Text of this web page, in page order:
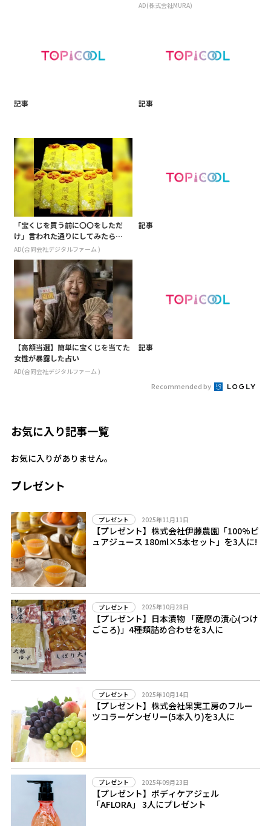
AD(株式会社MURA)
記事 記事
「宝くじを買う前に〇〇をしただ
け」言われた通りにしてみたら…
AD(合同会社デジタルファーム )
記事
【高額当選】簡単に宝くじを当てた
女性が暴露した占い
AD(合同会社デジタルファーム )
記事
Recommended by
お気に入り記事一覧
お気に入りがありません。
プレゼント
プレゼント 2025年11月11日
【プレゼント】株式会社伊藤農園「100%ピ
ュアジュース 180ml×5本セット」を3人に!
プレゼント 2025年10月28日
【プレゼント】日本漬物 「薩摩の漬心(つけ
ごころ)」4種類詰め合わせを3人に
プレゼント 2025年10月14日
【プレゼント】株式会社果実工房のフルー
ツコラーゲンゼリー(5本入り)を3人に
プレゼント 2025年09月23日
【プレゼント】ボディケアジェル
「AFLORA」 3人にプレゼント